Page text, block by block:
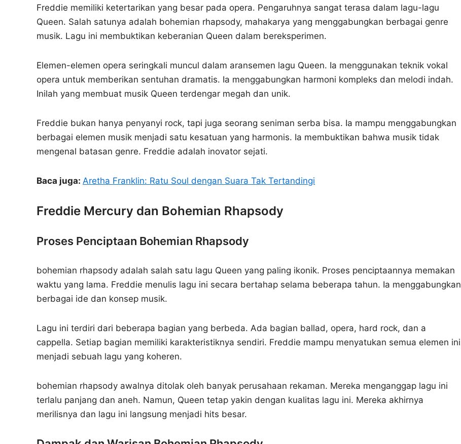
Freddie memiliki ketertarikan yang besar pada opera. Pengaruhnya sangat terasa dalam lagu-lagu
Queen. Salah satunya adalah bohemian rhapsody, mahakarya yang menggabungkan berbagai genre
musik. Lagu ini membuktikan keberanian Queen dalam bereksperimen.
Elemen-elemen opera seringkali muncul dalam aransemen lagu Queen. Ia menggunakan teknik vokal
opera untuk memberikan sentuhan dramatis. Ia menggabungkan harmoni kompleks dan melodi indah.
Inilah yang membuat musik Queen terdengar megah dan unik.
Freddie bukan hanya penyanyi rock, tapi juga seorang seniman serba bisa. Ia mampu menggabungkan
berbagai elemen musik menjadi satu kesatuan yang harmonis. Ia membuktikan bahwa musik tidak
mengenal batasan genre. Freddie adalah inovator sejati.
Baca juga: Aretha Franklin: Ratu Soul dengan Suara Tak Tertandingi
Freddie Mercury dan Bohemian Rhapsody
Proses Penciptaan Bohemian Rhapsody
bohemian rhapsody adalah salah satu lagu Queen yang paling ikonik. Proses penciptaannya memakan
waktu yang lama. Freddie menulis lagu ini secara bertahap selama beberapa tahun. Ia menggabungkan
berbagai ide dan konsep musik.
Lagu ini terdiri dari beberapa bagian yang berbeda. Ada bagian ballad, opera, hard rock, dan a
cappella. Setiap bagian memiliki karakteristiknya sendiri. Freddie mampu menyatukan semua elemen ini
menjadi sebuah lagu yang koheren.
bohemian rhapsody awalnya ditolak oleh banyak perusahaan rekaman. Mereka menganggap lagu ini
terlalu panjang dan aneh. Namun, Queen tetap yakin dengan kualitas lagu ini. Mereka akhirnya
merilisnya dan lagu ini langsung menjadi hits besar.